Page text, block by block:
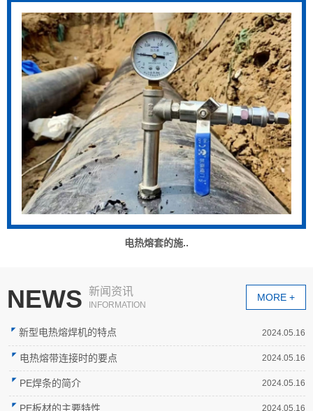
电热熔套的施..
NEWS 新闻资讯
INFORMATION
MORE +
新型电热熔焊机的特点 2024.05.16
电热熔带连接时的要点 2024.05.16
PE焊条的简介 2024.05.16
PE板材的主要特性 2024.05.16